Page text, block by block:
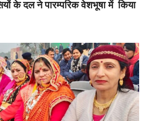
के दल ने पारम्परिक वेशभूषा में किया